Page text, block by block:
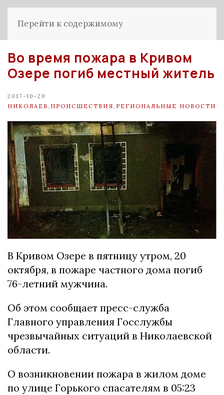
Перейти к содержимому
Во время пожара в Кривом
Озере погиб местный житель
2017-10-20
НИКОЛАЕВ ПРОИСШЕСТВИЯ РЕГИОНАЛЬНЫЕ НОВОСТИ
В Кривом Озере в пятницу утром, 20
октября, в пожаре частного дома погиб
76-летний мужчина.
Об этом сообщает пресс-служба
Главного управления Госслужбы
чрезвычайных ситуаций в Николаевской
области.
О возникновении пожара в жилом доме
по улице Горького спасателям в 05:23